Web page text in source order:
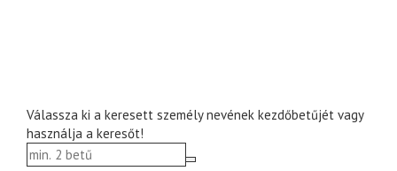
Válassza ki a keresett személy nevének kezdőbetűjét vagy
használja a keresőt!